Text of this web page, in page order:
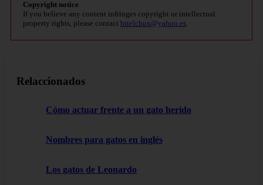
Copyright notice
If you believe any content infringes copyright or intellectual
property rights, please contact bitelchux@yahoo.es.
Relaccionados
Cómo actuar frente a un gato herido
Nombres para gatos en inglés
Los gatos de Leonardo